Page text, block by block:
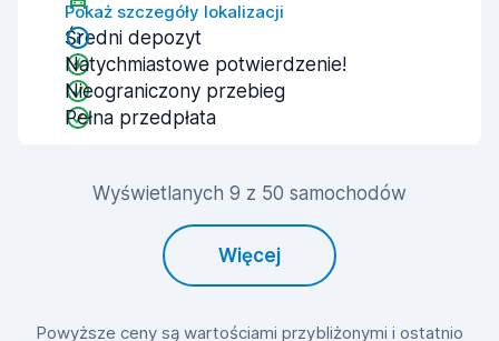
Pokaż szczegóły lokalizacji
Średni depozyt
Natychmiastowe potwierdzenie!
Nieograniczony przebieg
Pełna przedpłata
Wyświetlanych 9 z 50 samochodów
Więcej
Powyższe ceny są wartościami przybliżonymi i ostatnio